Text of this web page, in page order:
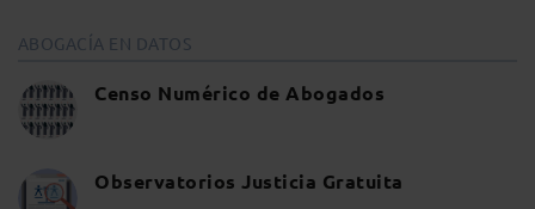
ABOGACÍA EN DATOS
Censo Numérico de Abogados
Observatorios Justicia Gratuita